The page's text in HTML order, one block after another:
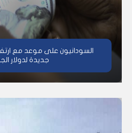
السودانيون على موعد مع
جديدة لدولار